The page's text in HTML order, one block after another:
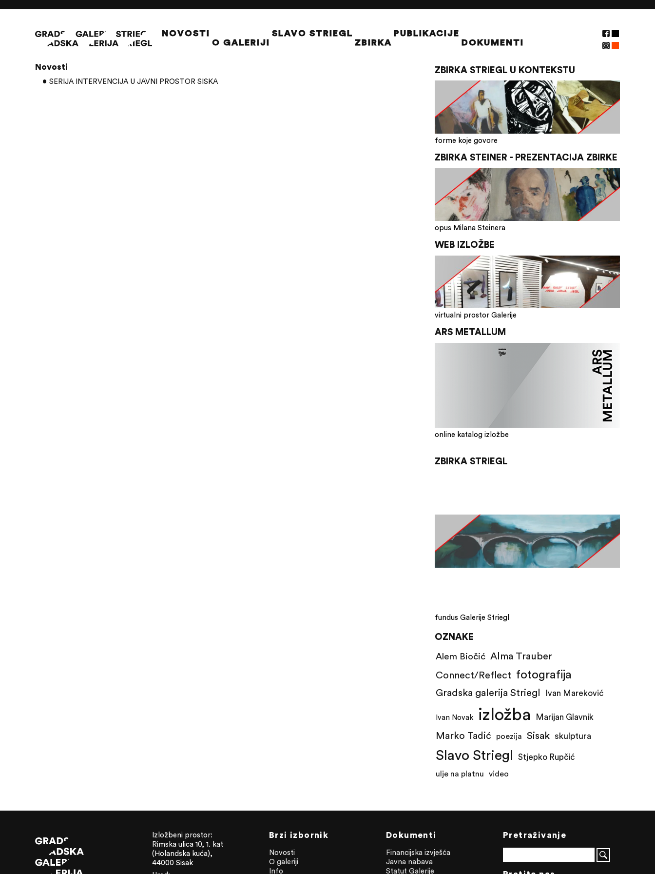
NOVOSTI
O GALERIJI
SLAVO STRIEGL
ZBIRKA
PUBLIKACIJE
DOKUMENTI
Novosti
SERIJA INTERVENCIJA U JAVNI PROSTOR SISKA
ZBIRKA STRIEGL U KONTEKSTU
forme koje govore
ZBIRKA STEINER - PREZENTACIJA ZBIRKE
opus Milana Steinera
WEB IZLOŽBE
virtualni prostor Galerije
ARS METALLUM
online katalog izložbe
ZBIRKA STRIEGL
fundus Galerije Striegl
OZNAKE
Alem Biočić Alma Trauber
Connect/Reflect fotografija
Gradska galerija Striegl Ivan Mareković
Ivan Novak izložba Marijan Glavnik
Marko Tadić poezija Sisak skulptura
Slavo Striegl Stjepko Rupčić
ulje na platnu video
Izložbeni prostor:
Rimska ulica 10, 1. kat
(Holandska kuća),
44000 Sisak
Brzi izbornik
Novosti
O galeriji
Info
Dokumenti
Financijska izvješća
Javna nabava
Statut Galerije
Pretraživanje